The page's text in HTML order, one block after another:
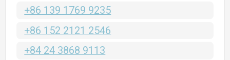
+86 139 1769 9235
+86 152 2121 2546
+84 24 3868 9113